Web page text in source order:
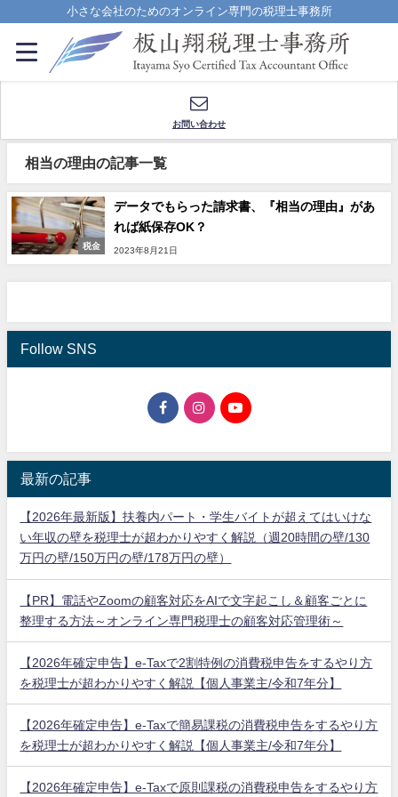
小さな会社のためのオンライン専門の税理士事務所
お問い合わせ
相当の理由の記事一覧
税金
データでもらった請求書、『相当の理由』があ
れば紙保存OK？
2023年8月21日
Follow SNS
最新の記事
【2026年最新版】扶養内パート・学生バイトが超えてはいけな
い年収の壁を税理士が超わかりやすく解説（週20時間の壁/130
万円の壁/150万円の壁/178万円の壁）
【PR】電話やZoomの顧客対応をAIで文字起こし＆顧客ごとに
整理する方法～オンライン専門税理士の顧客対応管理術～
【2026年確定申告】e-Taxで2割特例の消費税申告をするやり方
を税理士が超わかりやすく解説【個人事業主/令和7年分】
【2026年確定申告】e-Taxで簡易課税の消費税申告をするやり方
を税理士が超わかりやすく解説【個人事業主/令和7年分】
【2026年確定申告】e-Taxで原則課税の消費税申告をするやり方